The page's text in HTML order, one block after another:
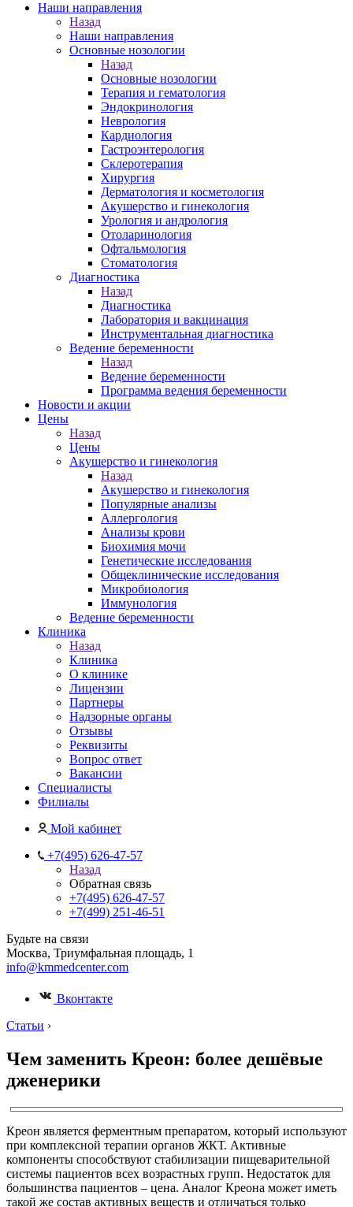
Наши направления
Назад
Наши направления
Основные нозологии
Назад
Основные нозологии
Терапия и гематология
Эндокринология
Неврология
Кардиология
Гастроэнтерология
Склеротерапия
Хирургия
Дерматология и косметология
Акушерство и гинекология
Урология и андрология
Отоларинология
Офтальмология
Стоматология
Диагностика
Назад
Диагностика
Лаборатория и вакцинация
Инструментальная диагностика
Ведение беременности
Назад
Ведение беременности
Программа ведения беременности
Новости и акции
Цены
Назад
Цены
Акушерство и гинекология
Назад
Акушерство и гинекология
Популярные анализы
Аллергология
Анализы крови
Биохимия мочи
Генетические исследования
Общеклинические исследования
Микробиология
Иммунология
Ведение беременности
Клиника
Назад
Клиника
О клинике
Лицензии
Партнеры
Надзорные органы
Отзывы
Реквизиты
Вопрос ответ
Вакансии
Специалисты
Филиалы
Мой кабинет
+7(495) 626-47-57
Назад
Обратная связь
+7(495) 626-47-57
+7(499) 251-46-51
Будьте на связи
Москва, Триумфальная площадь, 1
info@kmmedcenter.com
Вконтакте
Статьи ›
Чем заменить Креон: более дешёвые
дженерики
Креон является ферментным препаратом, который используют
при комплексной терапии органов ЖКТ. Активные
компоненты способствуют стабилизации пищеварительной
системы пациентов всех возрастных групп. Недостаток для
большинства пациентов – цена. Аналог Креона может иметь
такой же состав активных веществ и отличаться только